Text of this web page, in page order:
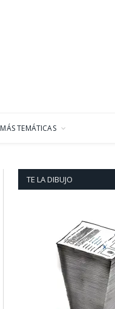
MÁS TEMÁTICAS
TE LA DIBUJO